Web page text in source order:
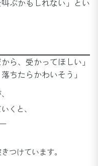
ぶかもしれない」とい
ら、受かってほしい」
ちたらかわいそう」
くと、
つけています。